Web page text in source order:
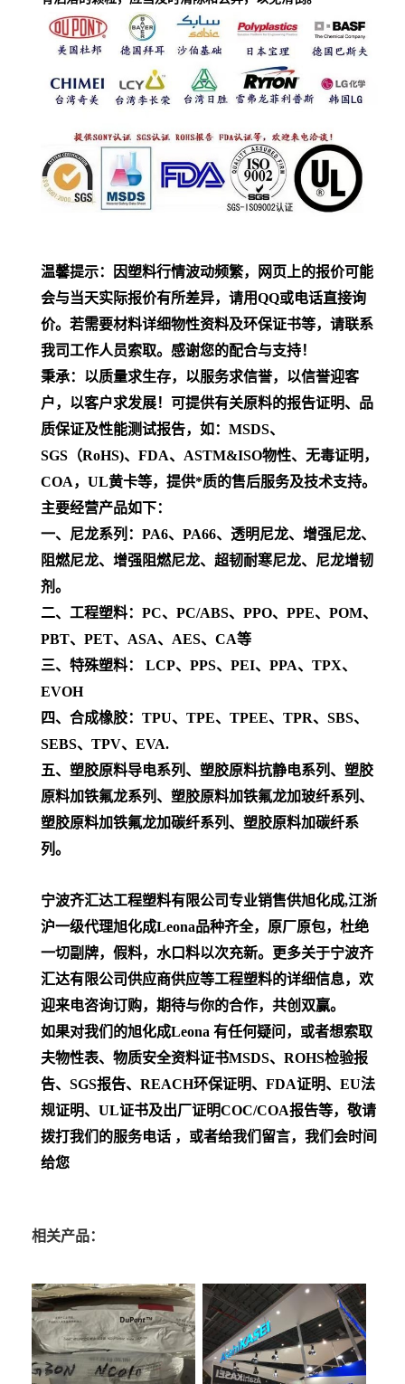
温馨提示：因塑料行情波动频繁，网页上的报价可能
会与当天实际报价有所差异，请用QQ或电话直接询
价。若需要材料详细物性资料及环保证书等，请联系
我司工作人员索取。感谢您的配合与支持！
秉承：以质量求生存，以服务求信誉，以信誉迎客
户，以客户求发展！可提供有关原料的报告证明、品
质保证及性能测试报告，如：MSDS、
SGS（RoHS)、FDA、ASTM&ISO物性、无毒证明，
COA，UL黄卡等，提供*质的售后服务及技术支持。
主要经营产品如下：
一、尼龙系列：PA6、PA66、透明尼龙、增强尼龙、
阻燃尼龙、增强阻燃尼龙、超韧耐寒尼龙、尼龙增韧
剂。
二、工程塑料：PC、PC/ABS、PPO、PPE、POM、
PBT、PET、ASA、AES、CA等
三、特殊塑料： LCP、PPS、PEI、PPA、TPX、
EVOH
四、合成橡胶：TPU、TPE、TPEE、TPR、SBS、
SEBS、TPV、EVA.
五、塑胶原料导电系列、塑胶原料抗静电系列、塑胶
原料加铁氟龙系列、塑胶原料加铁氟龙加玻纤系列、
塑胶原料加铁氟龙加碳纤系列、塑胶原料加碳纤系
列。
宁波齐汇达工程塑料有限公司专业销售供旭化成,江浙
沪一级代理旭化成Leona品种齐全，原厂原包，杜绝
一切副牌，假料，水口料以次充新。更多关于宁波齐
汇达有限公司供应商供应等工程塑料的详细信息，欢
迎来电咨询订购，期待与你的合作，共创双赢。
如果对我们的旭化成Leona 有任何疑问，或者想索取
夫物性表、物质安全资料证书MSDS、ROHS检验报
告、SGS报告、REACH环保证明、FDA证明、EU法
规证明、UL证书及出厂证明COC/COA报告等，敬请
拨打我们的服务电话 ，或者给我们留言，我们会时间
给您
相关产品：